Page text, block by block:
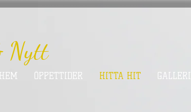
HEM ÖPPETTIDER HITTA HIT GALLERI
Nytt